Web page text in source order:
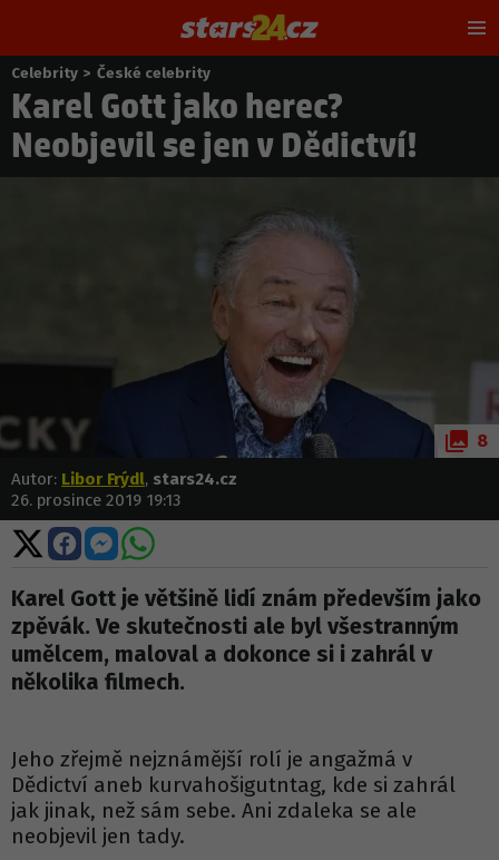
Nacházíte
se
zde:
Celebrity > České celebrity
Karel Gott jako herec?
Neobjevil se jen v Dědictví!
8
Autor: Libor Frýdl, stars24.cz
26. prosince 2019 19:13
Sdílet
na
X
Sdílet
na
Facebooku
Sdílet
na
Messengeru
Sdílet
WhatsApp
Karel Gott je většině lidí znám především jako
zpěvák. Ve skutečnosti ale byl všestranným
umělcem, maloval a dokonce si i zahrál v
několika filmech.
Jeho zřejmě nejznámější rolí je angažmá v
Dědictví aneb kurvahošigutntag, kde si zahrál
jak jinak, než sám sebe. Ani zdaleka se ale
neobjevil jen tady.